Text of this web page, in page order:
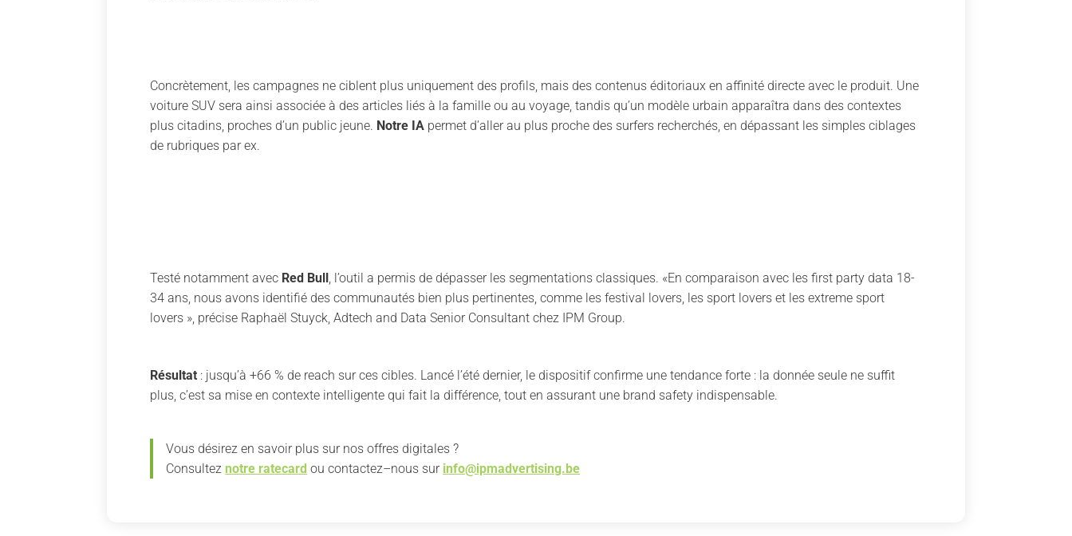
Concrètement, les campagnes ne ciblent plus uniquement des profils, mais des contenus éditoriaux en affinité directe avec le produit. Une
voiture SUV sera ainsi associée à des articles liés à la famille ou au voyage, tandis qu’un modèle urbain apparaîtra dans des contextes
plus citadins, proches d’un public jeune. Notre IA permet d’aller au plus proche des surfers recherchés, en dépassant les simples ciblages
de rubriques par ex.
Testé notamment avec Red Bull, l’outil a permis de dépasser les segmentations classiques. «En comparaison avec les first party data 18-
34 ans, nous avons identifié des communautés bien plus pertinentes, comme les festival lovers, les sport lovers et les extreme sport
lovers », précise Raphaël Stuyck, Adtech and Data Senior Consultant chez IPM Group.
Résultat : jusqu’à +66 % de reach sur ces cibles. Lancé l’été dernier, le dispositif confirme une tendance forte : la donnée seule ne suffit
plus, c’est sa mise en contexte intelligente qui fait la différence, tout en assurant une brand safety indispensable.
Vous désirez en savoir plus sur nos offres digitales ?
Consulteznotre ratecard ou contactez–nous sur info@ipmadvertising.be